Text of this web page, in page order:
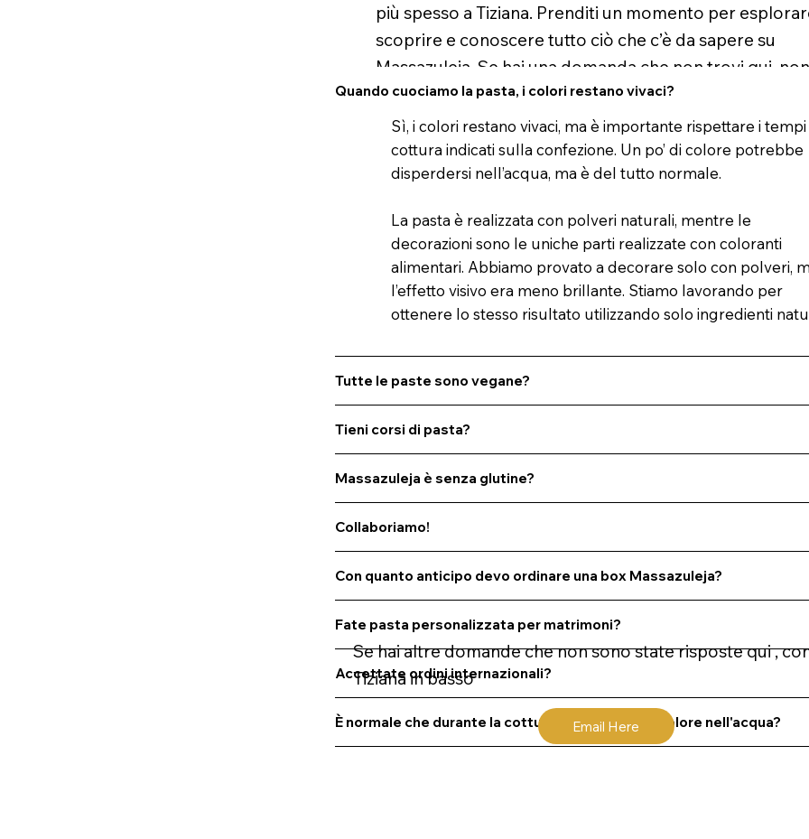
più spesso a Tiziana. Prenditi un momento per
scoprire e conoscere tutto ciò che c’è da sapere su
Massazuleja. Se hai una domanda che non trovi qui, non
esitare a contattare Tiziana qui sotto!
Quando cuociamo la pasta, i colori restano vivaci?
Sì, i colori restano vivaci, ma è importante rispettare i tempi
cottura indicati sulla confezione. Un po’ di colore potrebbe
disperdersi nell’acqua, ma è del tutto normale.
La pasta è realizzata con polveri naturali, mentre le
decorazioni sono le uniche parti realizzate con coloranti
alimentari. Abbiamo provato a decorare solo con polveri,
l’effetto visivo era meno brillante. Stiamo lavorando per
ottenere lo stesso risultato utilizzando solo ingredienti
Tutte le paste sono vegane?
Tieni corsi di pasta?
Massazuleja è senza glutine?
Collaboriamo!
Con quanto anticipo devo ordinare una box Massazuleja?
Fate pasta personalizzata per matrimoni?
Accettate ordini internazionali?
È normale che durante la cottura la pasta rilasci colore nell'acqua?
Se hai altre domande che non sono state risposte qui ,
Tiziana in basso
Email Here